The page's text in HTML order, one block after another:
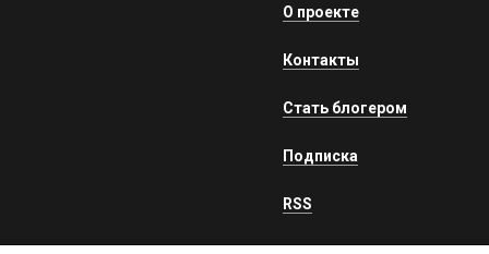
О проекте
Контакты
Стать блогером
Подписка
RSS